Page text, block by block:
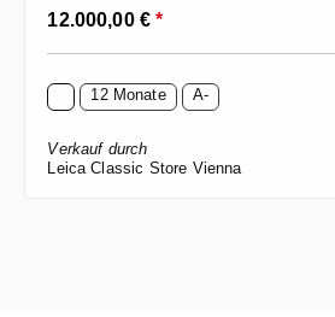
Regulärer Preis:
12.000,00 €*
12 Monate A-
Verkauf durch
Leica Classic Store Vienna